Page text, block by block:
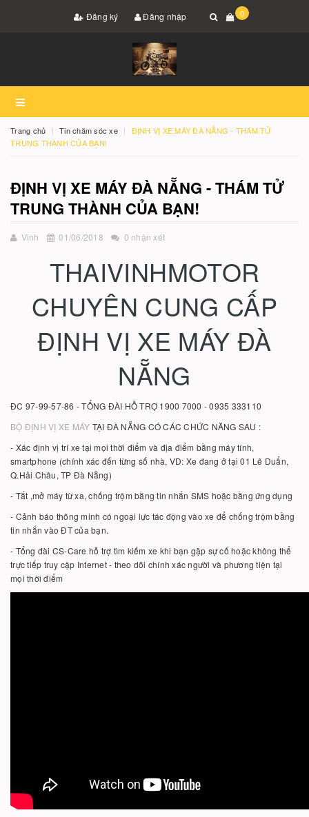
Đăng ký Đăng nhập 0
Trang chủ Tin chăm sóc xe
ĐỊNH VỊ XE MÁY ĐÀ NẴNG - THÁM TỬ
TRUNG THÀNH CỦA BẠN!
ĐỊNH VỊ XE MÁY ĐÀ NẴNG - THÁM TỬ
TRUNG THÀNH CỦA BẠN!
Vinh 01/06/2018 0 nhận xét
THAIVINHMOTOR
CHUYÊN CUNG CẤP
ĐỊNH VỊ XE MÁY ĐÀ
NẴNG
ĐC 97-99-57-86 - TỔNG ĐÀI HỖ TRỢ 1900 7000 - 0935 333110
BỘ ĐỊNH VỊ XE MÁY TẠI ĐÀ NẴNG CÓ CÁC CHỨC NĂNG SAU :
- Xác định vị trí xe tại mọi thời điểm và địa điểm bằng máy tính,
smartphone (chính xác đến từng số nhà, VD: Xe đang ở tại 01 Lê Duẩn,
Q.Hải Châu, TP Đà Nẵng)
- Tắt ,mở máy từ xa, chống trộm bằng tin nhắn SMS hoặc bằng ứng dụng
- Cảnh báo thông minh có ngoại lực tác động vào xe để chống trộm bằng
tin nhắn vào ĐT của bạn.
- Tổng đài CS-Care hỗ trợ tìm kiếm xe khi bạn gặp sự cố hoặc không thể
trực tiếp truy cập Internet - theo dõi chính xác người và phương tiện tại
mọi thời điểm